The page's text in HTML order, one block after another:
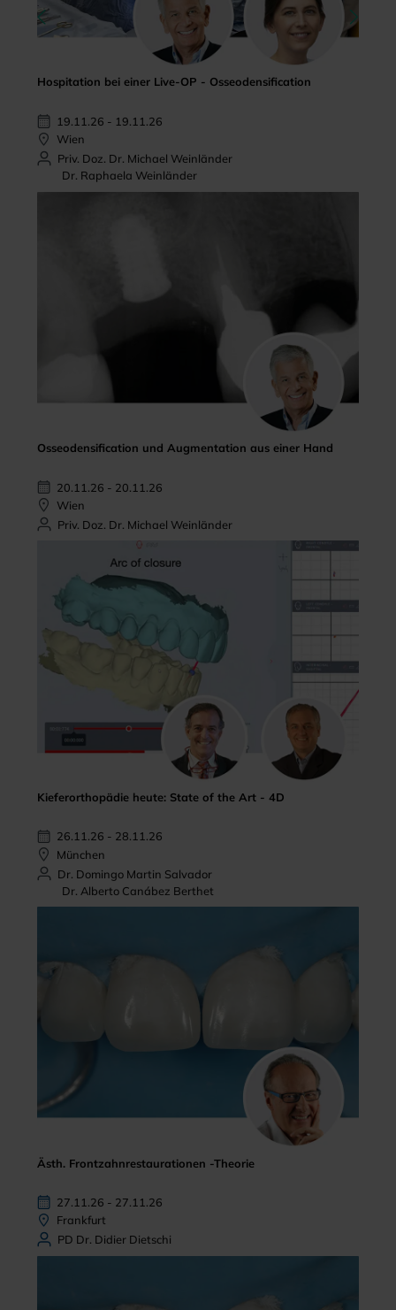
Hospitation bei einer Live-OP - Osseodensification
19.11.26 - 19.11.26
Wien
Priv. Doz. Dr. Michael Weinländer
Dr. Raphaela Weinländer
Osseodensification und Augmentation aus einer Hand
20.11.26 - 20.11.26
Wien
Priv. Doz. Dr. Michael Weinländer
Kieferorthopädie heute: State of the Art - 4D
26.11.26 - 28.11.26
München
Dr. Domingo Martin Salvador
Dr. Alberto Canábez Berthet
Ästh. Frontzahnrestaurationen -Theorie
27.11.26 - 27.11.26
Frankfurt
PD Dr. Didier Dietschi